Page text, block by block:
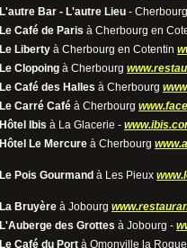
L'autre Bar - L'autre Lieu -
Le Café de Paris à Cherbourg en
Le Liberty à Cherbourg en Cotentin
Le Clopoing à Cherbourg
Le Café des Halles à Cherbourg
Le Carré Café à Cherbourg
Hôtel Ibis à La Glacerie -
Hôtel Le Mercure à Cherbourg
Le Pois Gourmand à Les Pieux
La Bruyère à Jobourg
L'Auberge des Grottes à Jobourg -
Le Café du Port à Omonville la Rogue